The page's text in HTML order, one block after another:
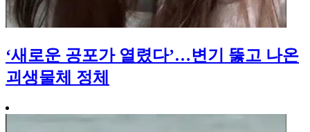
‘새로운 공포가 열렸다’…변기 뚫고 나온
괴생물체 정체